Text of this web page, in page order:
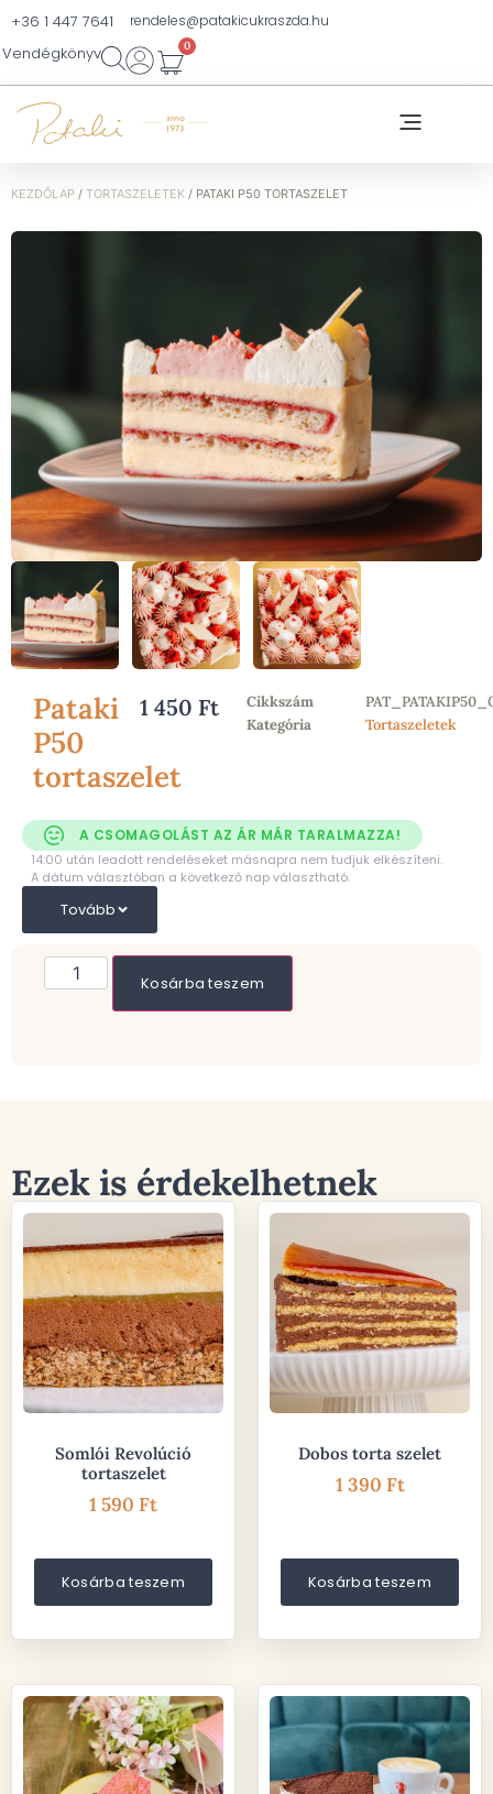
+36 1 447 7641 rendeles@patakicukraszda.hu
Vendégkönyv 0
KEZDŐLAP / TORTASZELETEK / PATAKI P50 TORTASZELET
Pataki
P50
tortaszelet
1 450 Ft Cikkszám
Kategória
Tortaszeletek
A CSOMAGOLÁST AZ ÁR MÁR TARALMAZZA!
14:00 után leadott rendeléseket másnapra nem tudjuk elkészíteni.
A dátum választóban a következő nap választható.
Tovább
Kosárba teszem
Ezek is érdekelhetnek
Somlói Revolúció
tortaszelet
1 590 Ft
Kosárba teszem
Dobos torta szelet
1 390 Ft
Kosárba teszem